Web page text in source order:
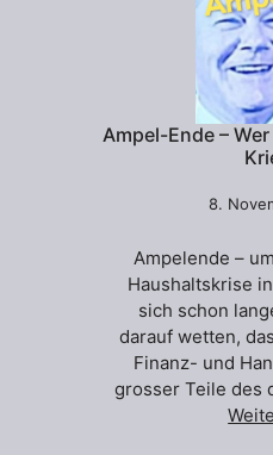
Ampel-Ende –
8.
Ampelende –
Haushaltskrise
sich schon
darauf wetten,
Finanz- und
grosser Teile des